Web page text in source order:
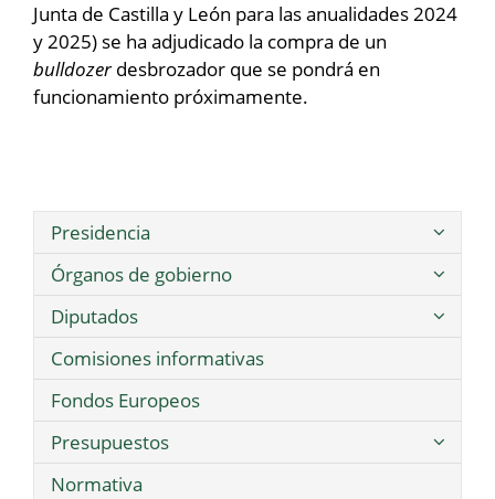
Junta de Castilla y León para las anualidades 2024
y 2025) se ha adjudicado la compra de un
bulldozerdesbrozador que se pondrá en
funcionamiento próximamente.
Presidencia
Órganos de gobierno
Diputados
Comisiones informativas
Fondos Europeos
Presupuestos
Normativa